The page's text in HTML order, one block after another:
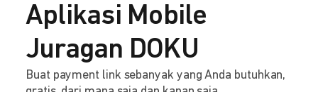
Aplikasi Mobile
Juragan DOKU
Buat payment link sebanyak yang Anda butuhkan,